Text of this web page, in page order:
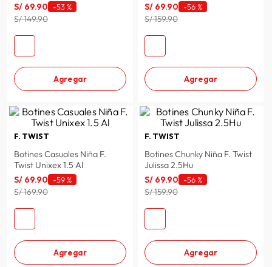
10. spiderman
S/ 69.90 -53 %
S/ 149.90
Agregar
S/ 69.90 -56 %
S/ 159.90
Agregar
F. TWIST
Botines Casuales Niña F.
Twist Unixex 1.5 Al
S/ 69.90 -59 %
S/ 169.90
Agregar
F. TWIST
Botines Chunky Niña F. Twist
Julissa 2.5Hu
S/ 69.90 -56 %
S/ 159.90
Agregar